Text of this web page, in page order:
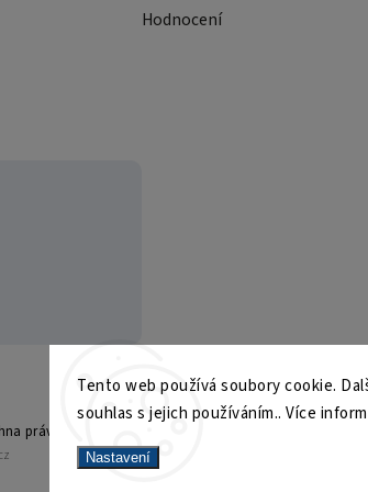
Tento web používá soubory cookie.
souhlas s jejich používáním.. Více
Nastavení
Hodnocení
práva vyhrazena.